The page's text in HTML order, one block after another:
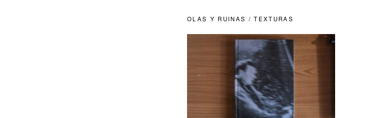
OLAS Y RUINAS / TEXTURAS